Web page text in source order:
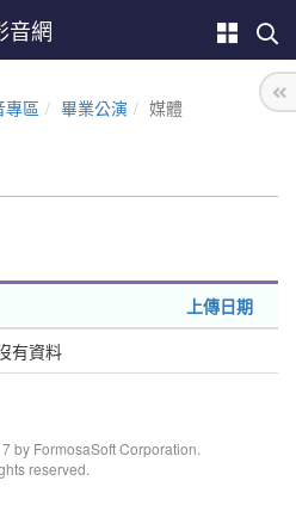
音網
專區 畢業公演 媒體
上傳日期
有資料
by FormosaSoft Corporation.
reserved.